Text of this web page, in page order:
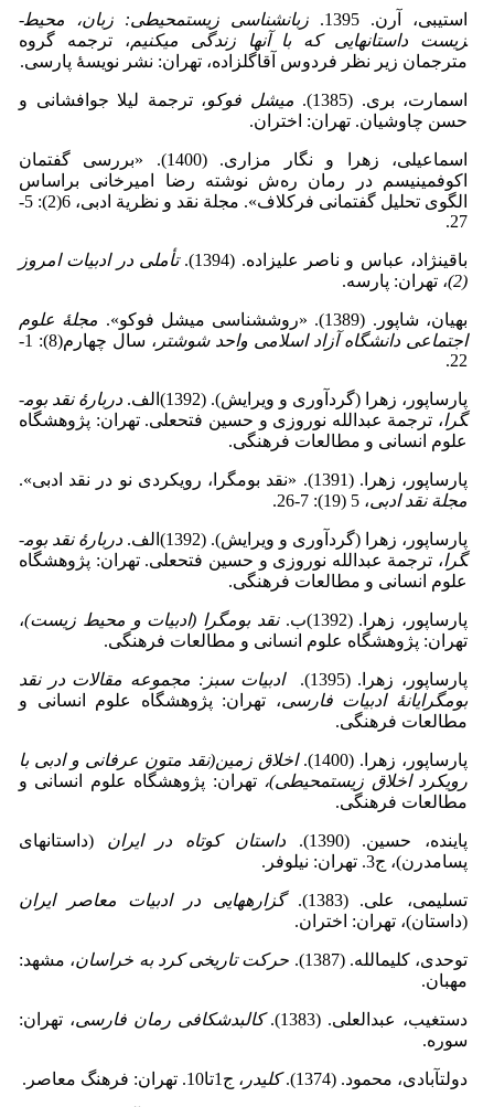
استیبی، آرن. 1395.
زبان­شناسی زیست­محیطی: زبان، محیط­
زیست داستان­هایی که با آنها زندگی می­کنیم، ترجمه گروه
مترجمان زیر نظر فردوس آقاگل­زاده، تهران: نشر نویسۀ پارسی.
اسمارت، بری. (1385). میشل فوکو، ترجمة لیلا جوافشانی و
حسن چاوشیان. تهران: اختران.
اسماعیلی، زهرا و نگار مزاری. (1400). «بررسی گفتمان
اکوفمینیسم در رمان ره‌ش نوشته رضا امیرخانی براساس
الگوی تحلیل گفتمانی فرکلاف». مجلة نقد و نظریة ادبی، 6(2): 5-
27.
باقی­نژاد، عباس و ناصر علیزاده. (1394).
تأملی در ادبیات امروز
(2)
، تهران: پارسه.
بهیان، شاپور. (1389). «روش­شناسی میشل فوکو».
مجلۀ علوم
اجتماعی دانشگاه آزاد اسلامی واحد شوشتر
، سال چهارم(8): 1-
22.
پارساپور، زهرا (گردآوری و ویرایش). (1392)الف.
دربارۀ­ نقد بوم­
گرا، ترجمة عبدالله نوروزی و حسین فتحعلی. تهران: پژوهشگاه
علوم انسانی و مطالعات فرهنگی.
پارساپور، زهرا. (1391). «نقد بوم­گرا، رویکردی نو در نقد ادبی».
مجلة نقد ادبی، 5 (19): 7-26.
پارساپور، زهرا (گردآوری و ویرایش). (1392)الف.
دربارۀ­ نقد بوم­
گرا، ترجمة عبدالله نوروزی و حسین فتحعلی. تهران: پژوهشگاه
علوم انسانی و مطالعات فرهنگی.
پارساپور، زهرا. (1392)ب. نقد بوم­گرا (ادبیات و محیط زیست)،
تهران: پژوهشگاه علوم انسانی و مطالعات فرهنگی.
پارساپور، زهرا. (1395).
ادبیات سبز: مجموعه مقالات در نقد
بوم­گرایانۀ ادبیات فارسی، تهران: پژوهشگاه علوم انسانی و
مطالعات فرهنگی.
پارساپور، زهرا. (1400).
اخلاق زمین(نقد متون عرفانی و ادبی با
رویکرد اخلاق زیست­محیطی)، تهران: پژوهشگاه علوم انسانی و
مطالعات فرهنگی.
پاینده، حسین. (1390). داستان کوتاه در ایران (داستان­های
پسامدرن)، ج3. تهران:‌ نیلوفر.
تسلیمی، علی. (1383).
گزاره­هایی در ادبیات معاصر ایران
(داستان)، تهران: اختران.
توحدی، کلیم­الله. (1387). حرکت تاریخی کرد به خراسان، مشهد:
مهبان.
دستغیب، عبدالعلی. (1383). کالبدشکافی رمان فارسی، تهران:
سوره.
دولت­آبادی، محمود. (1374). کلیدر ، ج1تا10. تهران: فرهنگ معاصر.